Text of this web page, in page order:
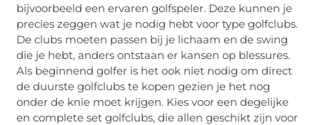
bijvoorbeeld een ervaren golfspeler. Deze kunnen je
precies zeggen wat je nodig hebt voor type golfclubs.
De clubs moeten passen bij je lichaam en de swing
die je hebt, anders ontstaan er kansen op blessures.
Als beginnend golfer is het ook niet nodig om direct
de duurste golfclubs te kopen gezien je het nog
onder de knie moet krijgen. Kies voor een degelijke
en complete set golfclubs, die allen geschikt zijn voor